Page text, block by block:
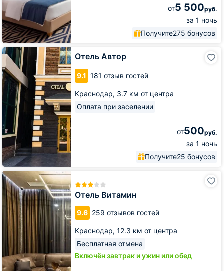
от5 500руб.
за 1 ночь
Получите275 бонусов
Отель Автор
9.1 181 отзыв гостей
Краснодар, 3.7 км от центра
Оплата при заселении
от500руб.
за 1 ночь
Получите25 бонусов
Отель
Автор
Отель Витамин
9.6 259 отзывов гостей
Краснодар, 12.3 км от центра
Бесплатная отмена
Включён завтрак и ужин или обед
Отель
Витамин